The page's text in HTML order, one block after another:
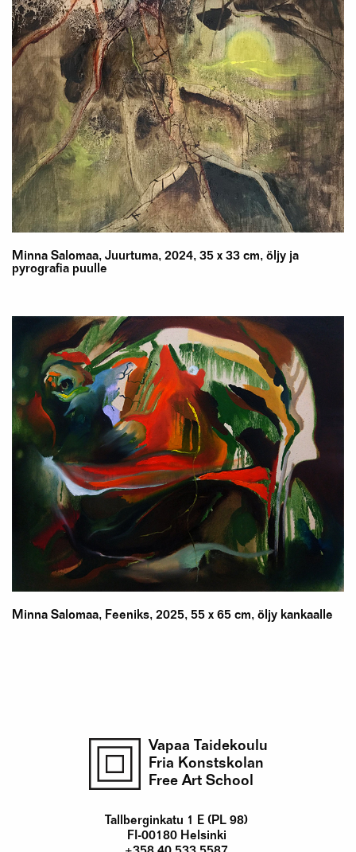
Minna Salomaa, Juurtuma, 2024, 35 x 33 cm, öljy ja
pyrografia puulle
Minna Salomaa, Feeniks, 2025, 55 x 65 cm, öljy kankaalle
Vapaa Taidekoulu
Fria Konstskolan
Free Art School
Tallberginkatu 1 E (PL 98)
FI-00180 Helsinki